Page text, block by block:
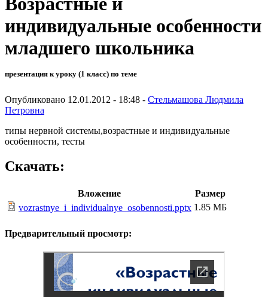
индивидуальные особенности
младшего школьника
презентация к уроку (1 класс) по теме
Опубликовано 12.01.2012 - 18:48 - Стельмашова Людмила
Петровна
типы нервной системы,возрастные и индивидуальные
особенности, тесты
Скачать:
Вложение
Размер
vozrastnye_i_individualnye_osobennosti.pptx 1.85 МБ
Предварительный просмотр: